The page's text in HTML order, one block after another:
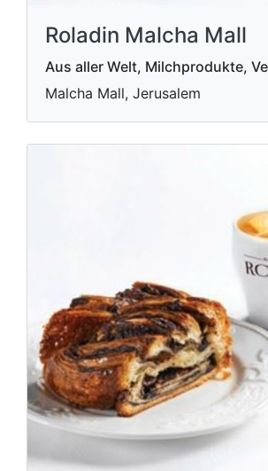
Roladin Malcha Mall
Aus aller Welt, Milchprodukte,
Malcha Mall, Jerusalem